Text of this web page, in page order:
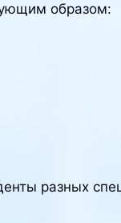
образом:
разных